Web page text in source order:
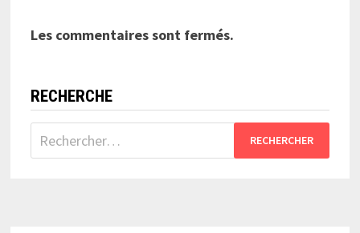
Les commentaires sont fermés.
RECHERCHE
Rechercher :